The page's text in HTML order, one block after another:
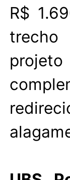
R$
trecho